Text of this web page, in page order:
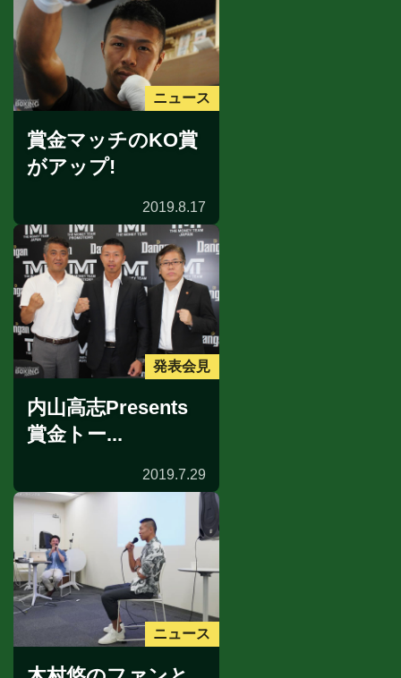
ニュース
賞金マッチのKO賞
がアップ!
2019.8.17
発表会見
内山高志Presents
賞金トー...
2019.7.29
ニュース